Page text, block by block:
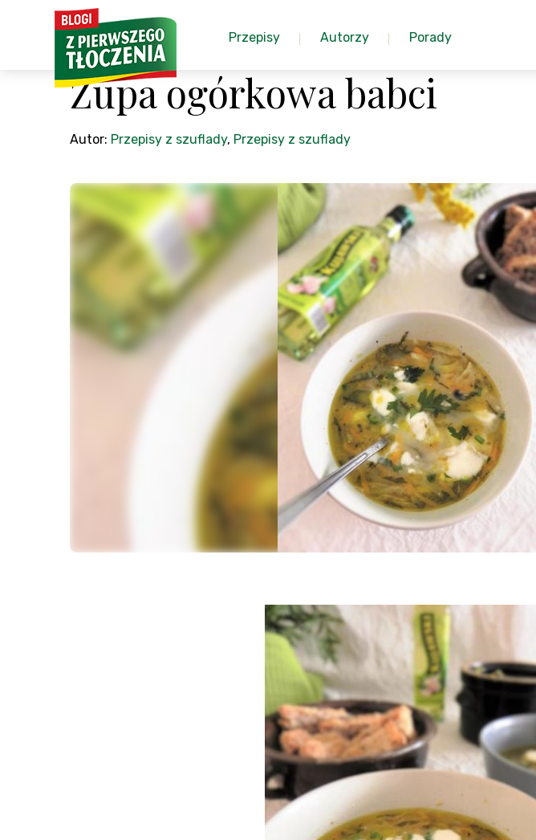
Przepisy Autorzy Porady
Zupa ogórkowa babci
Autor: Przepisy z szuflady, Przepisy z szuflady